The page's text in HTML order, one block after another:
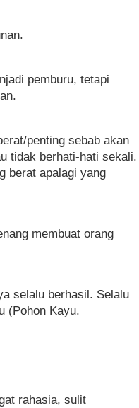
pemburu, tetapi
penting sebab akan
tidak berhati-hati sekali.
berat apalagi yang
membuat orang
selalu berhasil. Selalu
(Pohon Kayu.
rahasia, sulit